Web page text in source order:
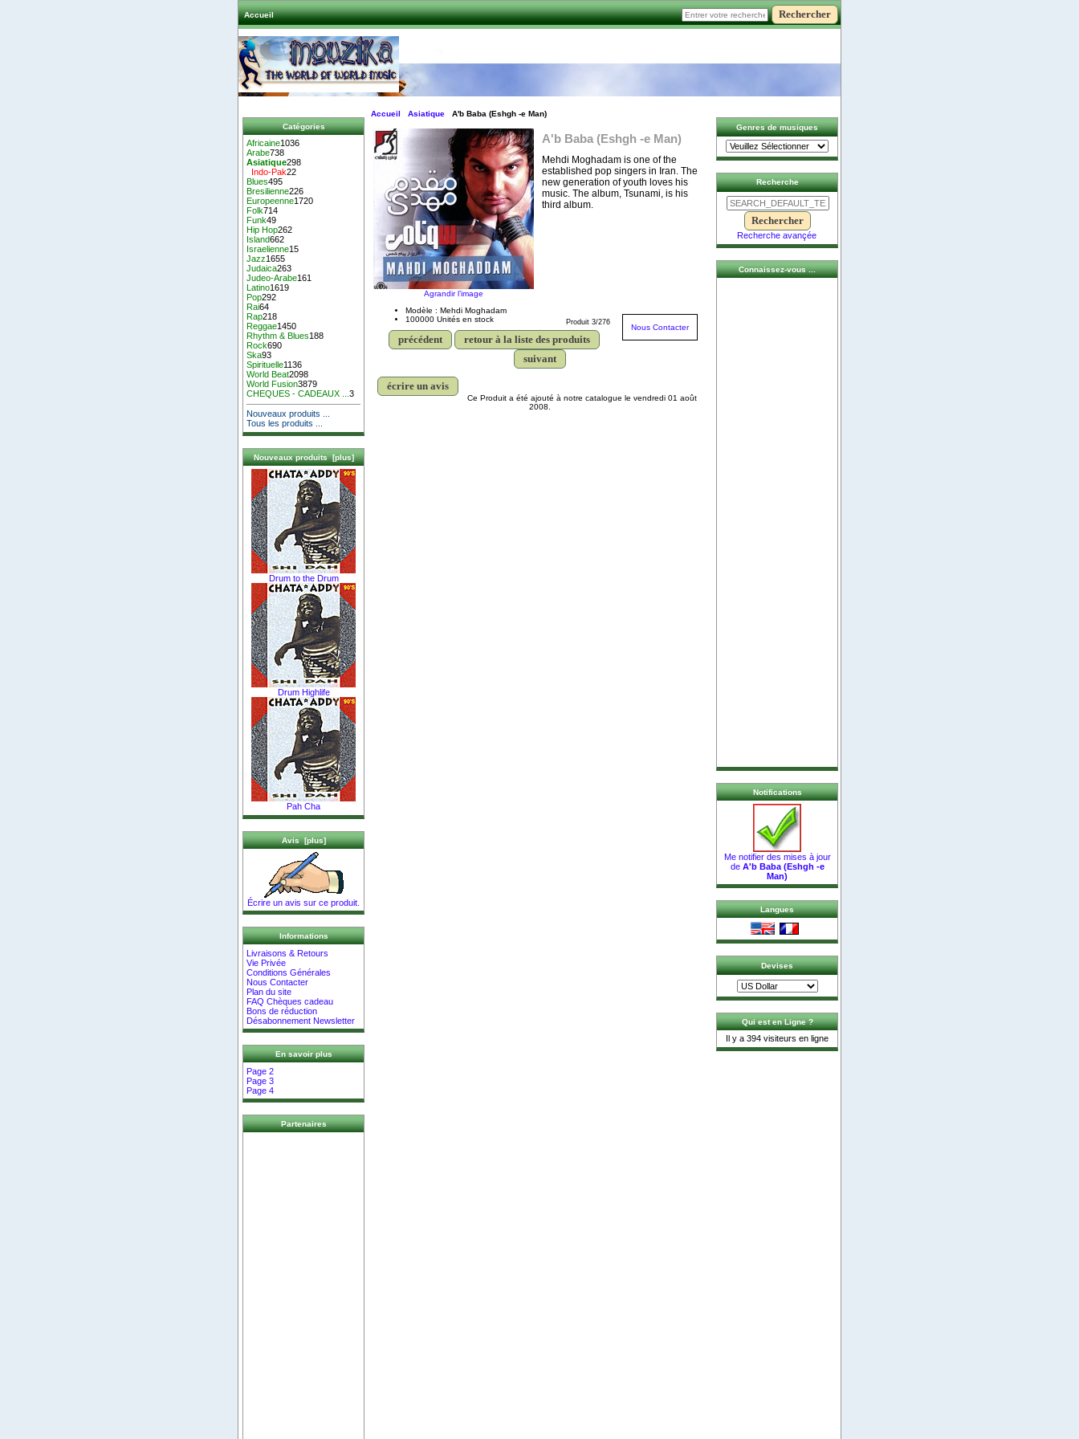
Accueil
Catégories
Africaine1036
Arabe738
Asiatique298
Indo-Pak22
Blues495
Bresilienne226
Europeenne1720
Folk714
Funk49
Hip Hop262
Island662
Israelienne15
Jazz1655
Judaica263
Judeo-Arabe161
Latino1619
Pop292
Rai64
Rap218
Reggae1450
Rhythm & Blues188
Rock690
Ska93
Spirituelle1136
World Beat2098
World Fusion3879
CHEQUES - CADEAUX ...3
Nouveaux produits ...
Tous les produits ...
Nouveaux produits [plus]
Drum to the Drum
Drum Highlife
Pah Cha
Avis [plus]
Écrire un avis sur ce produit.
Informations
Livraisons & Retours
Vie Privée
Conditions Générales
Nous Contacter
Plan du site
FAQ Chèques cadeau
Bons de réduction
Désabonnement Newsletter
En savoir plus
Page 2
Page 3
Page 4
Partenaires
Accueil Asiatique A'b Baba (Eshgh -e Man)
Agrandir l’image
A'b Baba (Eshgh -e Man)
Mehdi Moghadam is one of the
established pop singers in Iran. The
new generation of youth loves his
music. The album, Tsunami, is his
third album.
Nous Contacter
Modèle : Mehdi Moghadam
100000 Unités en stock
Produit 3/276
précédent
retour à la liste des produits
suivant
écrire un avis
Ce Produit a été ajouté à notre catalogue le vendredi 01 août
2008.
Genres de musiques
Recherche
Recherche avançée
Connaissez-vous ...
Notifications
Me notifier des mises à jour
de A'b Baba (Eshgh -e
Man)
Langues
Devises
Qui est en Ligne ?
Il y a 394 visiteurs en ligne